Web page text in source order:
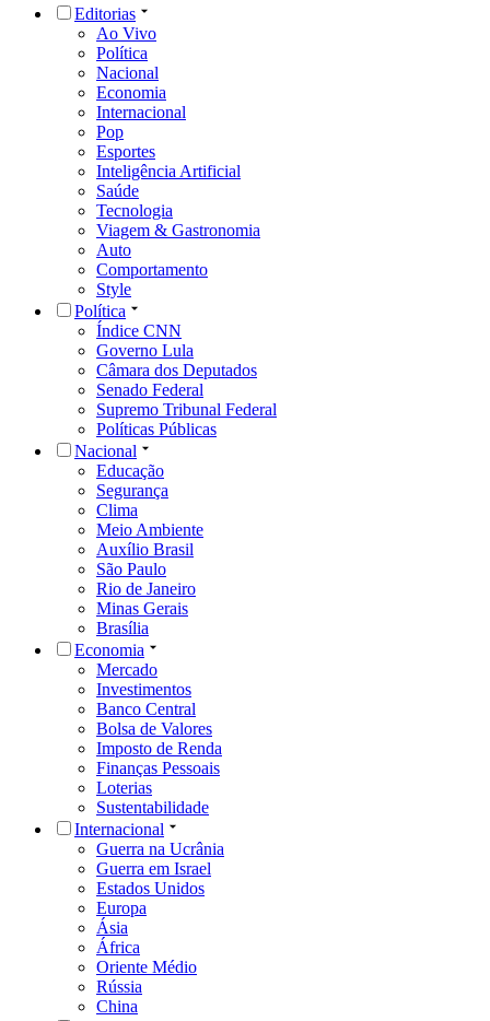
Editorias
Ao Vivo
Política
Nacional
Economia
Internacional
Pop
Esportes
Inteligência Artificial
Saúde
Tecnologia
Viagem & Gastronomia
Auto
Comportamento
Style
Política
Índice CNN
Governo Lula
Câmara dos Deputados
Senado Federal
Supremo Tribunal Federal
Políticas Públicas
Nacional
Educação
Segurança
Clima
Meio Ambiente
Auxílio Brasil
São Paulo
Rio de Janeiro
Minas Gerais
Brasília
Economia
Mercado
Investimentos
Banco Central
Bolsa de Valores
Imposto de Renda
Finanças Pessoais
Loterias
Sustentabilidade
Internacional
Guerra na Ucrânia
Guerra em Israel
Estados Unidos
Europa
Ásia
África
Oriente Médio
Rússia
China